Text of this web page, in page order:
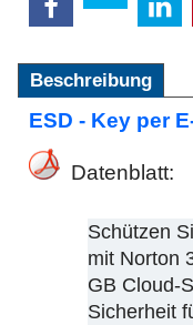
Beschreibung
ESD - Key per
Datenblatt:
Schützen
mit Norton
GB Cloud-
Sicherheit